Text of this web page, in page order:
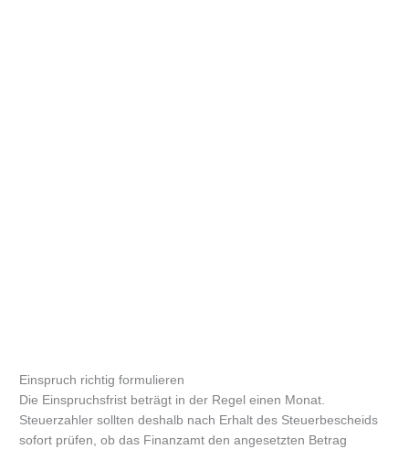
Einspruch richtig formulieren
Die Einspruchsfrist beträgt in der Regel einen Monat.
Steuerzahler sollten deshalb nach Erhalt des Steuerbescheids
sofort prüfen, ob das Finanzamt den angesetzten Betrag